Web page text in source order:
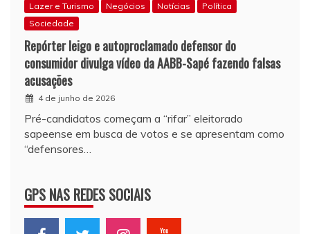
Lazer e Turismo
Negócios Notícias
Política
Sociedade
Repórter leigo e autoproclamado defensor do
consumidor divulga vídeo da AABB-Sapé fazendo falsas
acusações
4 de junho de 2026
Pré-candidatos começam a “rifar” eleitorado
sapeense em busca de votos e se apresentam como
“defensores…
GPS NAS REDES SOCIAIS